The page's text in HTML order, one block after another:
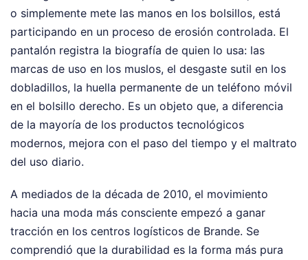
o simplemente mete las manos en los bolsillos, está
participando en un proceso de erosión controlada. El
pantalón registra la biografía de quien lo usa: las
marcas de uso en los muslos, el desgaste sutil en los
dobladillos, la huella permanente de un teléfono móvil
en el bolsillo derecho. Es un objeto que, a diferencia
de la mayoría de los productos tecnológicos
modernos, mejora con el paso del tiempo y el maltrato
del uso diario.
A mediados de la década de 2010, el movimiento
hacia una moda más consciente empezó a ganar
tracción en los centros logísticos de Brande. Se
comprendió que la durabilidad es la forma más pura